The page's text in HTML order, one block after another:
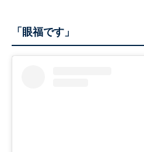
「眼福です」